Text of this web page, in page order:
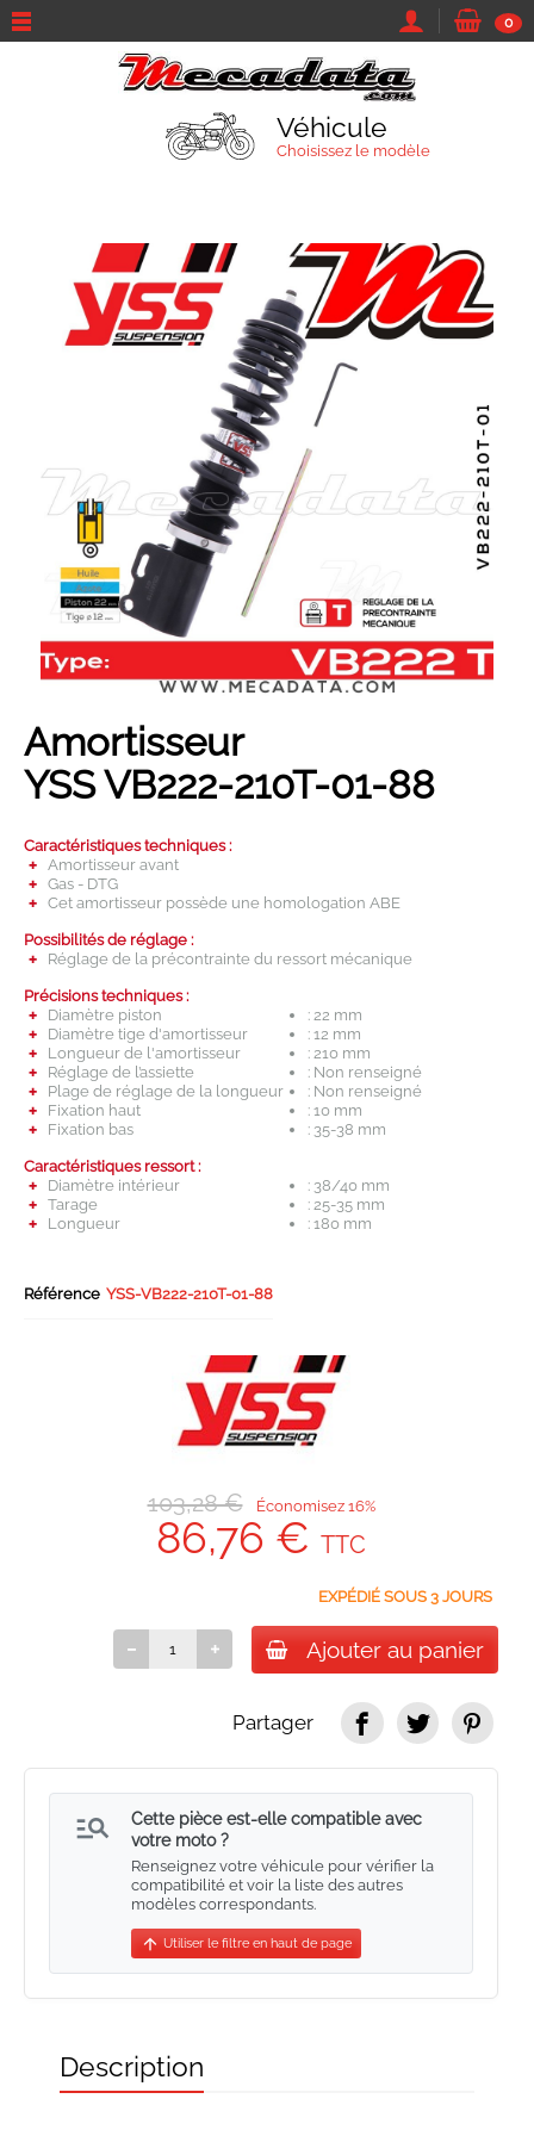
0
Véhicule
Choisissez le modèle
TROUVEZ VOTRE VÉHICULE
Marque et modèle
Parcourir tous les véhicules
Moto Sa marque...
Son année...
Rechercher
Amortisseur
YSS VB222-210T-01-88
Caractéristiques techniques :
Amortisseur avant
Gas - DTG
Cet amortisseur possède une homologation ABE
Possibilités de réglage :
Réglage de la précontrainte du ressort mécanique
Précisions techniques :
Diamètre piston
Diamètre tige d'amortisseur
Longueur de l'amortisseur
Réglage de l’assiette
Plage de réglage de la longueur
Fixation haut
Fixation bas
: 22 mm
: 12 mm
: 210 mm
: Non renseigné
: Non renseigné
: 10 mm
: 35-38 mm
Caractéristiques ressort :
Diamètre intérieur
Tarage
Longueur
: 38/40 mm
: 25-35 mm
: 180 mm
Référence YSS-VB222-210T-01-88
103,28 € Économisez 16%
86,76 € TTC
EXPÉDIÉ SOUS 3 JOURS
Ajouter au panier
Partager
manage_search
Cette pièce est-elle compatible avec
votre moto ?
Renseignez votre véhicule pour vérifier la
compatibilité et voir la liste des autres
modèles correspondants.
arrow_upward Utiliser le filtre en haut de page
Description